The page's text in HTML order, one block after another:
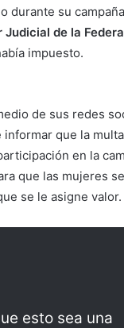
durante su
Judicial de la
impuesto.
de sus redes
informar que la
en la
que las mujeres
se le asigne valor.
esto sea una